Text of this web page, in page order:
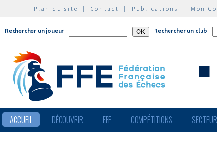
Plan du site | Contact | Publications | Mon
Rechercher un joueur Rechercher un club
ACCUEIL DÉCOUVRIR FFE COMPÉTITIONS